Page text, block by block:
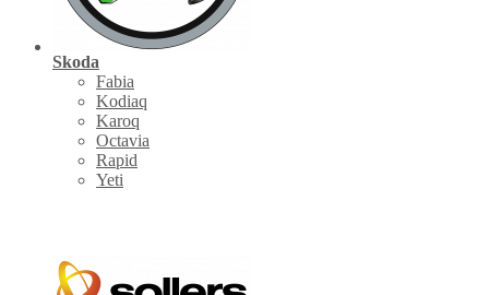
Skoda
Fabia
Kodiaq
Karoq
Octavia
Rapid
Yeti